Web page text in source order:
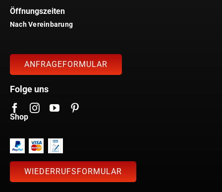
Öffnungszeiten
Nach Vereinbarung
ANFRAGEFORMULAR
Folge uns
Shop
WIEDERRUFSFORMULAR